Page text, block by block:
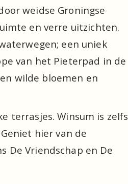
weidse Groningse
en verre uitzichten.
een uniek
van het Pieterpad in de
wilde bloemen en
terrasjes. Winsum is zelfs
hier van de
De Vriendschap en De